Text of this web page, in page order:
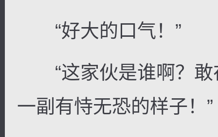
“好大的口气！”
“这家伙是谁啊？敢
一副有恃无恐的样子！”